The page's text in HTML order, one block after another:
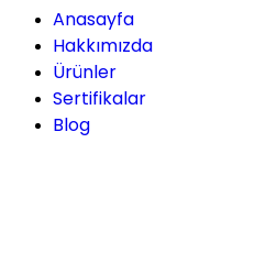
Anasayfa
Hakkımızda
Ürünler
Sertifikalar
Blog